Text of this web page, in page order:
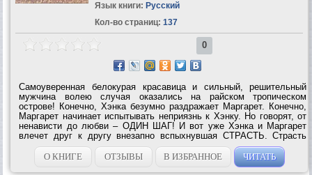
Язык книги: Русский
Кол-во страниц: 137
0
Самоуверенная белокурая красавица и сильный, решительный
мужчина волею случая оказались на райском тропическом
острове! Конечно, Хэнка безумно раздражает Маргарет. Конечно,
Маргарет начинает испытывать неприязнь к Хэнку. Но говорят, от
ненависти до любви – ОДИН ШАГ! И вот уже Хэнка и Маргарет
влечет друг к другу внезапно вспыхнувшая СТРАСТЬ. Страсть
жгучая и неодолимая, чувственная и чистая, небесная и...
О КНИГЕ
ОТЗЫВЫ В ИЗБРАННОЕ ЧИТАТЬ